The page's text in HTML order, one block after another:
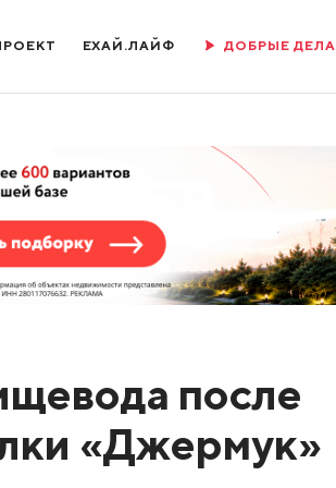
ЕХАЙ.ЛАЙФ ДОБРЫЕ ДЕЛА
после
«Джермук»